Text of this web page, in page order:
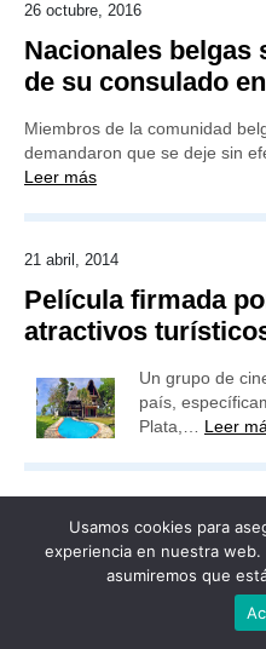
26 octubre, 2016
Nacionales belgas
de su consulado
Miembros de la comunidad
demandaron que se deje sin
Leer más
21 abril, 2014
Película firmada
atractivos
Un grupo de
país,
Plata,… Leer
Usamos cookies para
experiencia en nuestra
asumiremos que
Publicidad
Grupo